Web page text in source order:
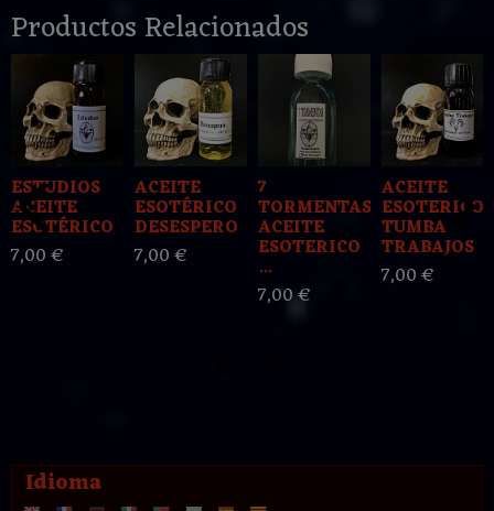
Idioma
Productos Relacionados
ESTUDIOS
ACEITE
ESOTÉRICO
7,00 €
ACEITE
ESOTÉRICO
DESESPERO
7,00 €
7
TORMENTAS
ACEITE
ESOTERICO
...
7,00 €
ACEITE
ESOTERICOS
TUMBA
TRABAJOS
7,00 €